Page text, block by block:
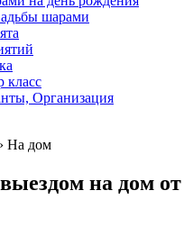
шарами
класс
Организация
› На дом
на дом от